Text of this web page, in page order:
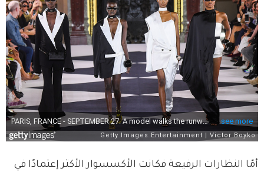
أمّا النظارات الرفيعة فكانت الأكسسوار الأكثر إعتمادًا في